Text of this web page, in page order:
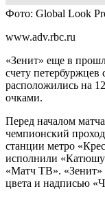
Фото: Global Look
www.adv.rbc.ru
«Зенит» еще в
счету петербуржцев
расположились на
очками.
Перед началом
чемпионский
станции метро
исполнили
«Матч ТВ». «Зенит»
цвета и надписью